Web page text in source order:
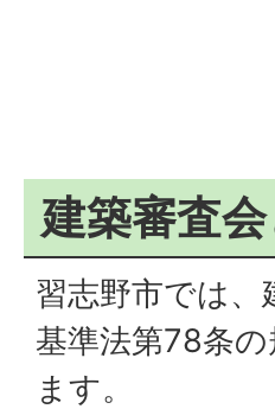
建築審査
習志野市では
基準法第78条
ます。